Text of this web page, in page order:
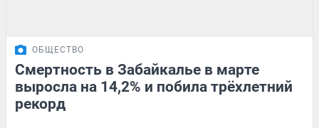
ОБЩЕСТВО
Смертность в Забайкалье в марте
выросла на 14,2% и побила трёхлетний
рекорд